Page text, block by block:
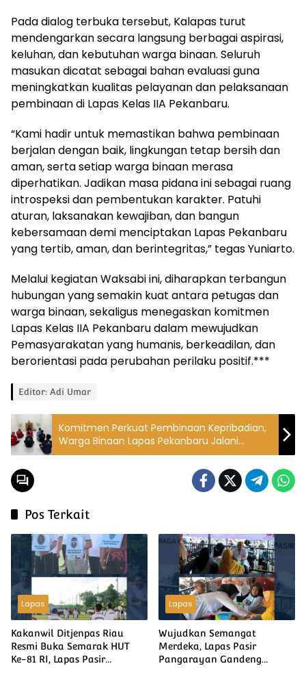
Pada dialog terbuka tersebut, Kalapas turut
mendengarkan secara langsung berbagai aspirasi,
keluhan, dan kebutuhan warga binaan. Seluruh
masukan dicatat sebagai bahan evaluasi guna
meningkatkan kualitas pelayanan dan pelaksanaan
pembinaan di Lapas Kelas IIA Pekanbaru.
“Kami hadir untuk memastikan bahwa pembinaan
berjalan dengan baik, lingkungan tetap bersih dan
aman, serta setiap warga binaan merasa
diperhatikan. Jadikan masa pidana ini sebagai ruang
introspeksi dan pembentukan karakter. Patuhi
aturan, laksanakan kewajiban, dan bangun
kebersamaan demi menciptakan Lapas Pekanbaru
yang tertib, aman, dan berintegritas,” tegas Yuniarto.
Melalui kegiatan Waksabi ini, diharapkan terbangun
hubungan yang semakin kuat antara petugas dan
warga binaan, sekaligus menegaskan komitmen
Lapas Kelas IIA Pekanbaru dalam mewujudkan
Pemasyarakatan yang humanis, berkeadilan, dan
berorientasi pada perubahan perilaku positif.***
Editor: Adi Umar
Komitmen Perkuat Pembinaan Kepribadian,
Warga Binaan Lapas Pekanbaru Jalani
Ibadah di Cetiya Dharma Bakti
Pos Terkait
Lapas
Kakanwil Ditjenpas Riau
Resmi Buka Semarak HUT
Ke-81 RI, Lapas Pasir
Lapas
Wujudkan Semangat
Merdeka, Lapas Pasir
Pangarayan Gandeng